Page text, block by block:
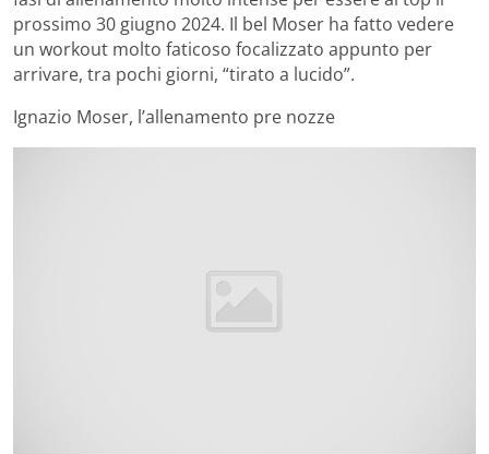
prossimo 30 giugno 2024. Il bel Moser ha fatto vedere
un workout molto faticoso focalizzato appunto per
arrivare, tra pochi giorni, “tirato a lucido”.
Ignazio Moser, l’allenamento pre nozze